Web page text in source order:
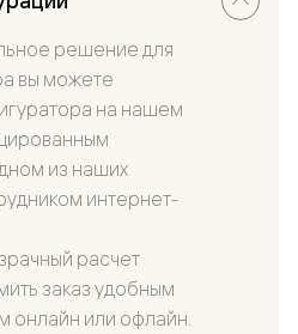
решение для
вы можете
на нашем
из наших
интернет-
расчет
заказ удобным
онлайн или офлайн.